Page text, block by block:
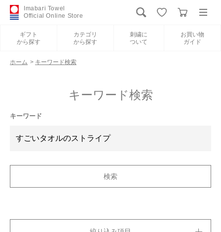
Imabari Towel
Official Online Store
ギフト
から探す
カテゴリ
から探す
刺繍に
ついて
お買い物
ガイド
新規会員登録
カテゴリから探す
刺繍について
ホーム > キーワード検索
キーワード検索
キーワード